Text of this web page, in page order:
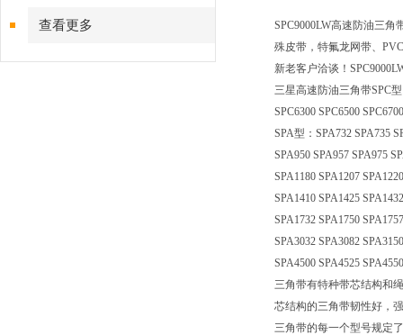
查看更多
SPC9000LW高速防油三
殊皮带，特氟龙网带、
新老客户洽谈！
三星高速防油三角带SPC型
SPC6300 SPC6500
SPA型：SPA732 SPA735
SPA950 SPA957 SPA975
SPA1180 SPA1207
SPA1410 SPA1425
SPA1732 SPA1750
SPA3032 SPA3082
SPA4500 SPA4525 SPA4550
三角带有特种带芯结构和
芯结构的三角带韧性好，
三角带的每一个型号规定